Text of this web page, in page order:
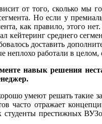
от того, сколько мы
Но если у
как правило, этого
кейтеринг среднего
доставить
работали в целом,
навык решения
умеют решать такие
часто отражает
престижных